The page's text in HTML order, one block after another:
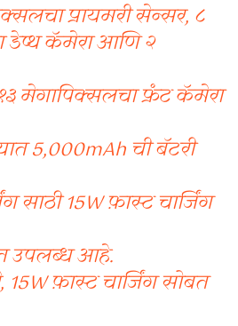
प्रायमरी सेन्सर, ८
डेप्थ कॅमेरा आणि २
मेगापिक्सलचा फ्रंट कॅमेरा
5,000mAh ची बॅटरी
15W फ़ास्ट चार्जिंग
उपलब्ध आहे.
फ़ास्ट चार्जिंग सोबत